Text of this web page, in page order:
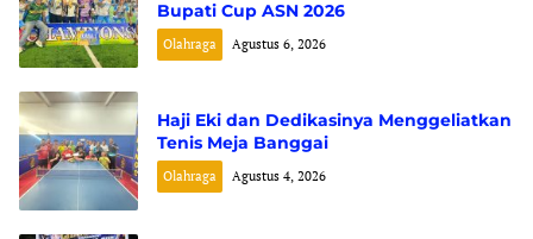
Bupati Cup ASN 2026
Olahraga Agustus 6, 2026
Haji Eki dan Dedikasinya Menggeliatkan
Tenis Meja Banggai
Olahraga Agustus 4, 2026